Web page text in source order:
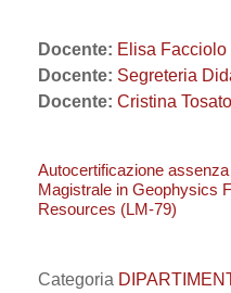
Docente: Elisa Facciolo
Docente: Segreteria
Docente: Cristina Tosato
Autocertificazione
Magistrale in Geophysics
Resources (LM-79)
Categoria